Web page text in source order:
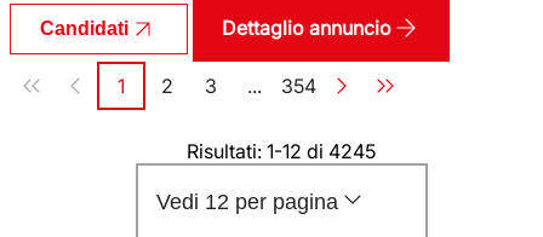
Candidati Dettaglio annuncio
Paginazione
Pagina
1 Pagina
2 Pagina
3 ... Pagina
354
Risultati: 1-12 di 4245
Vedi 12 per pagina